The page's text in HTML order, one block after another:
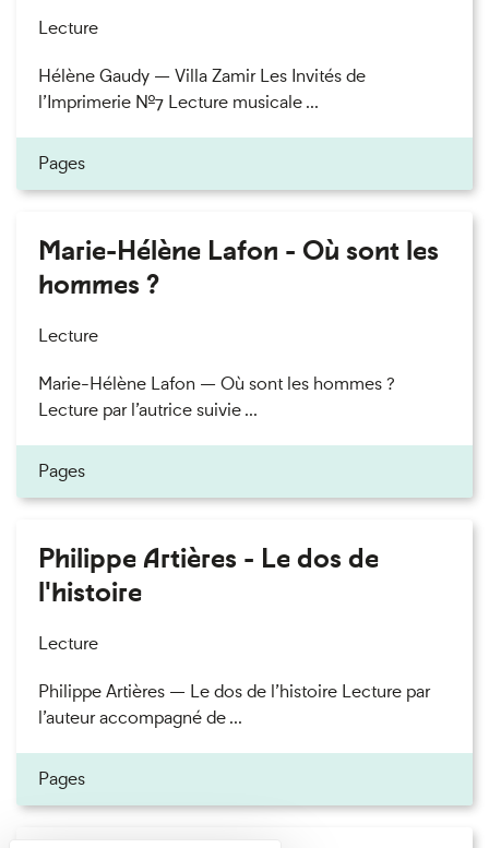
Lecture
Hélène Gaudy — Villa Zamir Les Invités de
l’Imprimerie n°7 Lecture musicale ...
Pages
Marie-Hélène Lafon - Où sont les
hommes ?
Lecture
Marie-Hélène Lafon — Où sont les hommes ?
Lecture par l’autrice suivie ...
Pages
Philippe Artières - Le dos de
l'histoire
Lecture
Philippe Artières — Le dos de l’histoire Lecture par
l’auteur accompagné de ...
Pages